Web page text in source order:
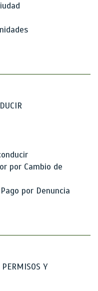
por Cambio de
por Denuncia
Y